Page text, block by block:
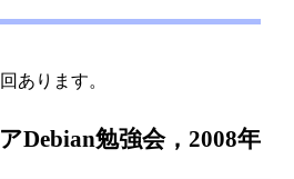
あります。
Debian勉強会，2008年